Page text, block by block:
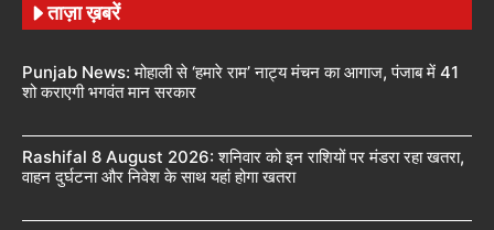
ताज़ा ख़बरें
Punjab News: मोहाली से ‘हमारे राम’ नाट्य मंचन का आगाज, पंजाब में 41
शो कराएगी भगवंत मान सरकार
Rashifal 8 August 2026: शनिवार को इन राशियों पर मंडरा रहा खतरा,
वाहन दुर्घटना और निवेश के साथ यहां होगा खतरा